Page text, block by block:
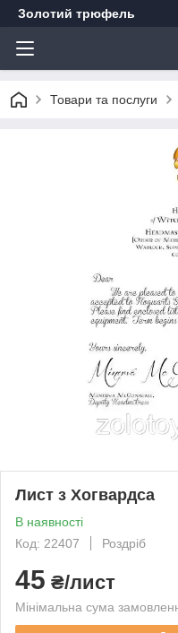
Золотий трюфель
Товари та послуги
Лист з Хогвардса
В наявності
Код: 22407
Роздріб
45 ₴/лист
Мінімальна сума